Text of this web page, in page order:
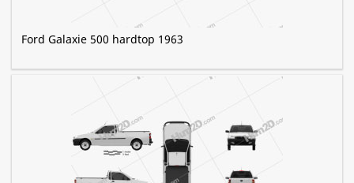
Ford Galaxie 500 hardtop 1963